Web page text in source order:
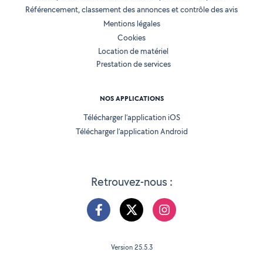
Retrouvez-nous :
Référencement, classement des annonces et contrôle des avis
Mentions légales
Cookies
Location de matériel
Prestation de services
NOS APPLICATIONS
Télécharger l’application iOS
Télécharger l’application Android
Version 25.5.3